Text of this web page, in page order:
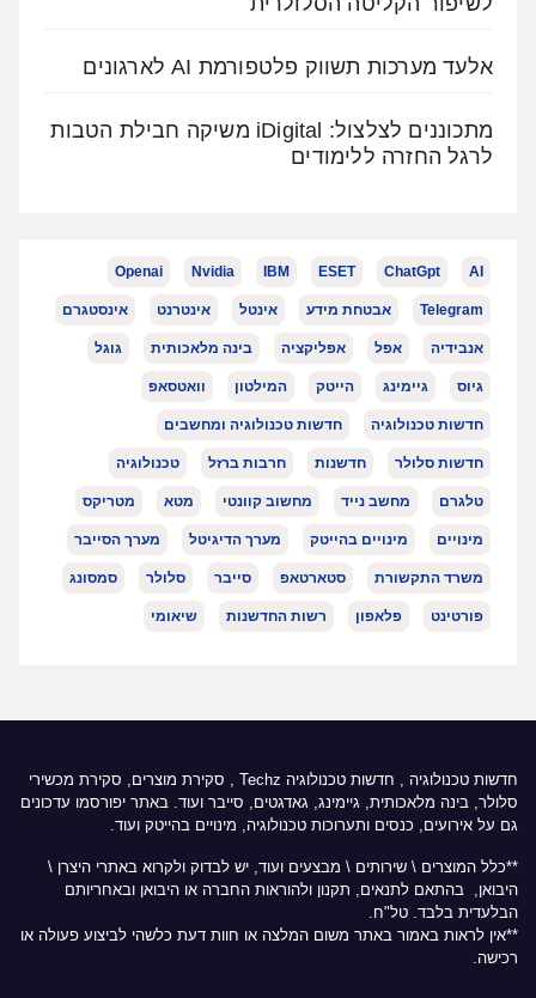
אלעד מערכות תשווק פלטפורמת AI לארגונים
מתכוננים לצלצול: iDigital משיקה חבילת הטבות
לרגל החזרה ללימודים
AI
ChatGpt
ESET
IBM
Nvidia
Openai
Telegram אבטחת מידע אינטל אינטרנט אינסטגרם
אנבידיה אפל אפליקציה בינה מלאכותית גוגל
גיוס גיימינג הייטק המילטון וואטסאפ
חדשות טכנולוגיה חדשות טכנולוגיה ומחשבים
חדשות סלולר חדשנות חרבות ברזל טכנולוגיה
טלגרם מחשב נייד מחשוב קוונטי מטא מטריקס
מינויים מינויים בהייטק מערך הדיגיטל מערך הסייבר
משרד התקשורת סטארטאפ סייבר סלולר סמסונג
פורטינט פלאפון רשות החדשנות שיאומי
חדשות טכנולוגיה , חדשות טכנולוגיה Techz
, סקירת מוצרים, סקירת מכשירי
סלולר, בינה מלאכותית, גיימינג, גאדגטים, סייבר ועוד. באתר יפורסמו עדכונים
גם על אירועים, כנסים ותערוכות טכנולוגיה, מינויים בהייטק ועוד.
**כלל המוצרים \ שירותים \ מבצעים ועוד, יש לבדוק ולקרוא באתרי היצרן \
היבואן, בהתאם לתנאים, תקנון ולהוראות החברה או היבואן ובאחריותם
הבלעדית בלבד. טל"ח.
**אין לראות באמור באתר משום המלצה או חוות דעת כלשהי לביצוע פעולה או
רכישה.